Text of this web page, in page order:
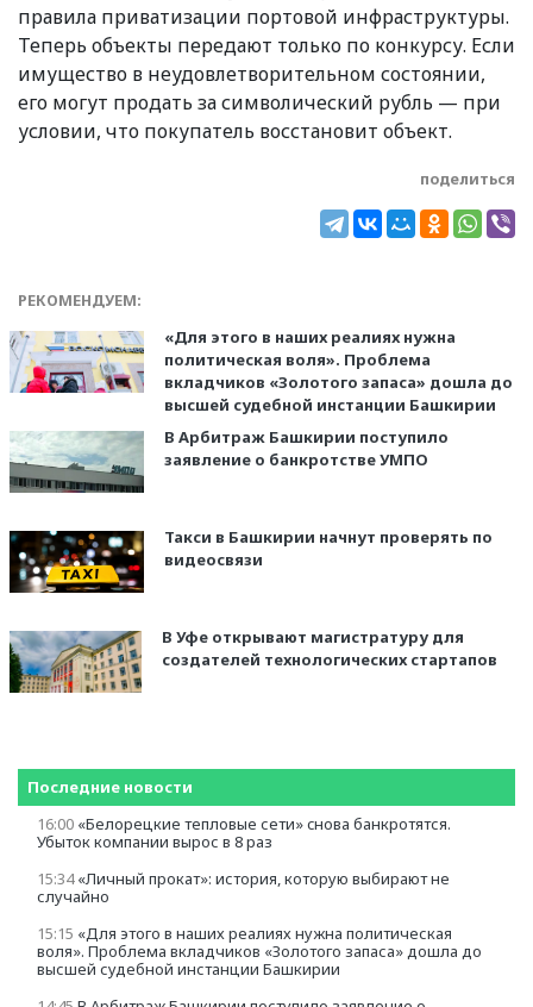
правила приватизации портовой инфраструктуры.
Теперь объекты передают только по конкурсу. Если
имущество в неудовлетворительном состоянии,
его могут продать за символический рубль — при
условии, что покупатель восстановит объект.
поделиться
РЕКОМЕНДУЕМ:
«Для этого в наших реалиях нужна
политическая воля». Проблема
вкладчиков «Золотого запаса» дошла до
высшей судебной инстанции Башкирии
В Арбитраж Башкирии поступило
заявление о банкротстве УМПО
Такси в Башкирии начнут проверять по
видеосвязи
В Уфе открывают магистратуру для
создателей технологических стартапов
Последние новости
16:00 «Белорецкие тепловые сети» cнова банкротятся.
Убыток компании вырос в 8 раз
15:34 «Личный прокат»: история, которую выбирают не
случайно
15:15 «Для этого в наших реалиях нужна политическая
воля». Проблема вкладчиков «Золотого запаса» дошла до
высшей судебной инстанции Башкирии